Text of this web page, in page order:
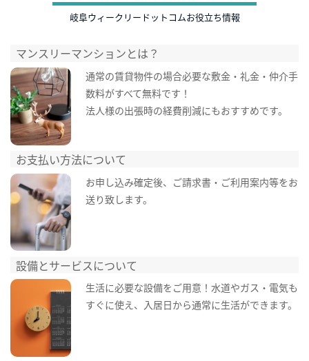
岐阜ウィークリードットコムお役立ち情報
マンスリーマンションとは？
通常の賃貸物件の場合必要な敷金・礼金・仲介手
数料がすべて無料です！
法人様の出張時の経費削減にもおすすめです。
お支払い方法について
お申し込み確定後、ご請求書・ご利用案内等をお
送り致します。
設備とサービスについて
生活に必要な設備をご用意！水道やガス・電気も
すぐに使え、入居日から通常に生活ができます。